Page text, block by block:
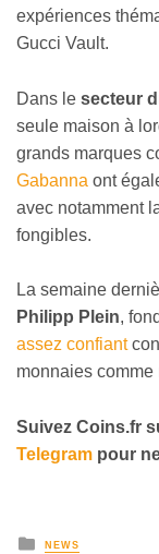
expériences
Gucci Vault.
Dans le secteur
seule maison à
grands marques
Gabanna ont
avec notamment
fongibles.
La semaine
Philipp Plein,
assez confiant
monnaies
Suivez Coins.fr
Telegram pour
NEWS